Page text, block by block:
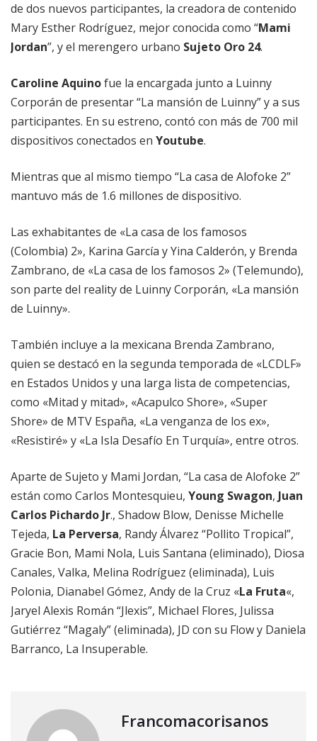
de dos nuevos participantes, la creadora de contenido
Mary Esther Rodríguez, mejor conocida como “Mami
Jordan”, y el merengero urbano Sujeto Oro 24.
Caroline Aquinofue la encargada junto a Luinny
Corporán de presentar “La mansión de Luinny” y a sus
participantes. En su estreno, contó con más de 700 mil
dispositivos conectados en Youtube.
Mientras que al mismo tiempo “La casa de Alofoke 2”
mantuvo más de 1.6 millones de dispositivo.
Las exhabitantes de «La casa de los famosos
(Colombia) 2», Karina García y Yina Calderón, y Brenda
Zambrano, de «La casa de los famosos 2» (Telemundo),
son parte del reality de Luinny Corporán, «La mansión
de Luinny».
También incluye a la mexicana Brenda Zambrano,
quien se destacó en la segunda temporada de «LCDLF»
en Estados Unidos y una larga lista de competencias,
como «Mitad y mitad», «Acapulco Shore», «Super
Shore» de MTV España, «La venganza de los ex»,
«Resistiré» y «La Isla Desafío En Turquía», entre otros.
Aparte de Sujeto y Mami Jordan, “La casa de Alofoke 2”
están como Carlos Montesquieu, Young Swagon, Juan
Carlos Pichardo Jr., Shadow Blow, Denisse Michelle
Tejeda, La Perversa, Randy Álvarez “Pollito Tropical”,
Gracie Bon, Mami Nola, Luis Santana (eliminado), Diosa
Canales, Valka, Melina Rodríguez (eliminada), Luis
Polonia, Dianabel Gómez, Andy de la Cruz «La Fruta«,
Jaryel Alexis Román “Jlexis”, Michael Flores, Julissa
Gutiérrez “Magaly” (eliminada), JD con su Flow y Daniela
Barranco, La Insuperable.
Francomacorisanos